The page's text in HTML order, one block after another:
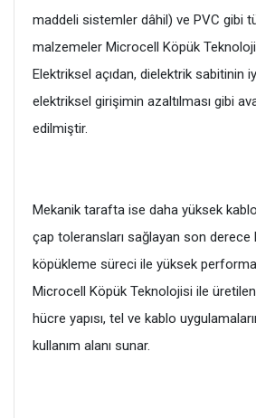
maddeli sistemler dâhil) ve PVC gibi
malzemeler Microcell Köpük
Elektriksel açıdan, dielektrik sabitinin
elektriksel girişimin azaltılması gibi
edilmiştir.
Mekanik tarafta ise daha yüksek
çap toleransları sağlayan son derece
köpükleme süreci ile yüksek
Microcell Köpük Teknolojisi ile
hücre yapısı, tel ve kablo
kullanım alanı sunar.